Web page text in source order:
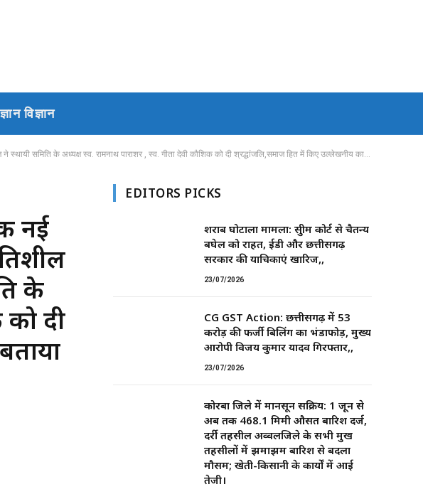
ज्ञान विज्ञान
के अध्यक्ष स्व. रामनाथ पाराशर , स्व. गीता देवी कौशिक को दी श्रद्धांजलि,समाज हित में किए उल्लेखनीय कार्यों को बताया अतुल्य
नई
के
को दी
EDITORS PICKS
शराब घोटाला मामला: सुप्रीम कोर्ट से चैतन्य
बघेल को राहत, ईडी और छत्तीसगढ़
सरकार की याचिकाएं खारिज,,
23/07/2026
CG GST Action: छत्तीसगढ़ में 53
करोड़ की फर्जी बिलिंग का भंडाफोड़, मुख्य
आरोपी विजय कुमार यादव गिरफ्तार,,
23/07/2026
कोरबा जिले में मानसून सक्रिय: 1 जून से
अब तक 468.1 मिमी औसत बारिश दर्ज,
दर्री तहसील अव्वलजिले के सभी प्रमुख
तहसीलों में झमाझम बारिश से बदला
मौसम; खेती-किसानी के कार्यों में आई
तेजी।